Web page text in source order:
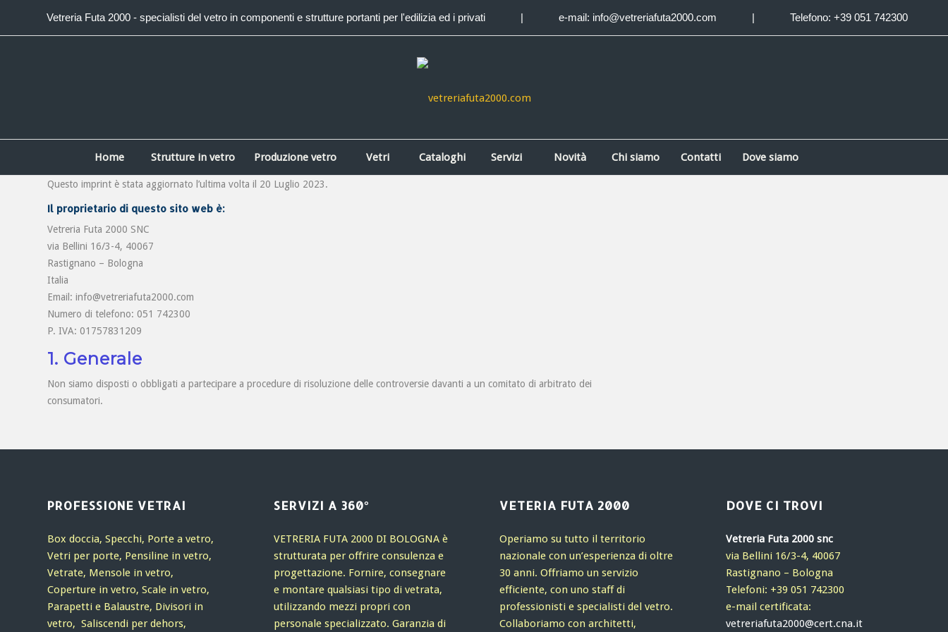
Vetreria Futa 2000 - specialisti del vetro in componenti e strutture portanti per l'edilizia ed i privati | e-mail: info@vetreriafuta2000.com | Telefono: +39 051 742300
Home Strutture in vetro Produzione vetro Vetri Cataloghi Servizi Novità Chi siamo Contatti Dove siamo
Questo imprint è stata aggiornato l’ultima volta il 20 Luglio 2023.
Il proprietario di questo sito web è:
Vetreria Futa 2000 SNC
via Bellini 16/3-4, 40067
Rastignano – Bologna
Italia
Email: info@vetreriafuta2000.com
Numero di telefono: 051 742300
P. IVA: 01757831209
1. Generale
Non siamo disposti o obbligati a partecipare a procedure di risoluzione delle controversie davanti a un comitato di arbitrato dei
consumatori.
PROFESSIONE VETRAI
Box doccia, Specchi, Porte a vetro,
Vetri per porte, Pensiline in vetro,
Vetrate, Mensole in vetro,
Coperture in vetro, Scale in vetro,
Parapetti e Balaustre, Divisori in
vetro, Saliscendi per dehors,
SERVIZI A 360°
VETRERIA FUTA 2000 DI BOLOGNA è
strutturata per offrire consulenza e
progettazione. Fornire, consegnare
e montare qualsiasi tipo di vetrata,
utilizzando mezzi propri con
personale specializzato. Garanzia di
VETERIA FUTA 2000
Operiamo su tutto il territorio
nazionale con un’esperienza di oltre
30 anni. Offriamo un servizio
efficiente, con uno staff di
professionisti e specialisti del vetro.
Collaboriamo con architetti,
DOVE CI TROVI
Vetreria Futa 2000 snc
via Bellini 16/3-4, 40067
Rastignano – Bologna
Telefoni: +39 051 742300
e-mail certificata:
vetreriafuta2000@cert.cna.it